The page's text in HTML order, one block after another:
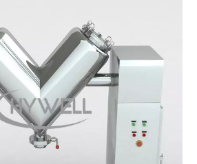
mərkəzdənqaçma qüvvəsi
cazibə nisbətində yığılması və
yaxşı təsir əldə edilə biləcəyi